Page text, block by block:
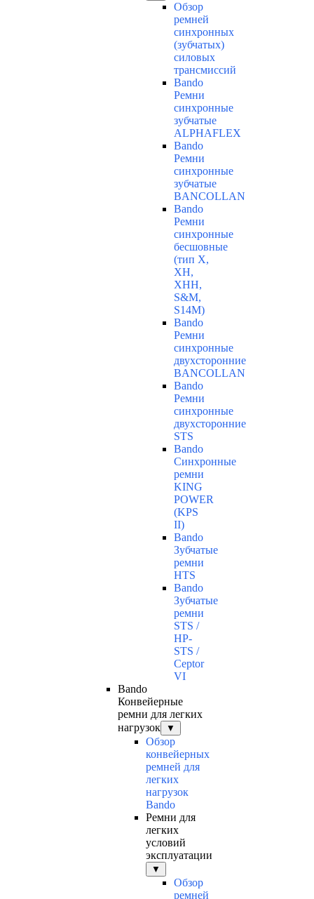
Обзор
ремней
синхронных
(зубчатых)
силовых
трансмиссий
Bando
Ремни
синхронные
зубчатые
ALPHAFLEX
Bando
Ремни
синхронные
зубчатые
BANCOLLAN
Bando
Ремни
синхронные
бесшовные
(тип Х,
ХН,
ХНН,
S&M,
S14М)
Bando
Ремни
синхронные
двухсторонние
BANCOLLAN
Bando
Ремни
синхронные
двухсторонние
STS
Bando
Синхронные
ремни
KING
POWER
(KPS
II)
Bando
Зубчатые
ремни
HTS
Bando
Зубчатые
ремни
STS /
HP-
STS /
Ceptor
VI
Bando
Конвейерные
ремни для легких
нагрузок
▼
Обзор
конвейерных
ремней для
легких
нагрузок
Bando
Ремни для
легких
условий
эксплуатации
▼
Обзор
ремней